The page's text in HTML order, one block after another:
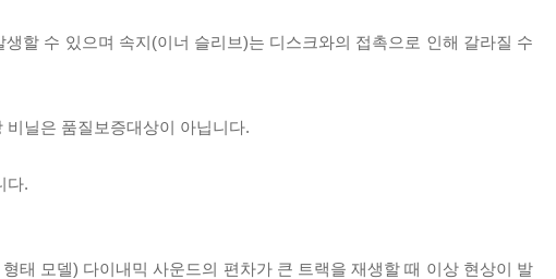
할 수 있으며 속지(이너 슬리브)는 디스크와의 접촉으로 인해 갈라질 수
닐은 품질보증대상이 아닙니다.
다.
태 모델) 다이내믹 사운드의 편차가 큰 트랙을 재생할 때 이상 현상이 발